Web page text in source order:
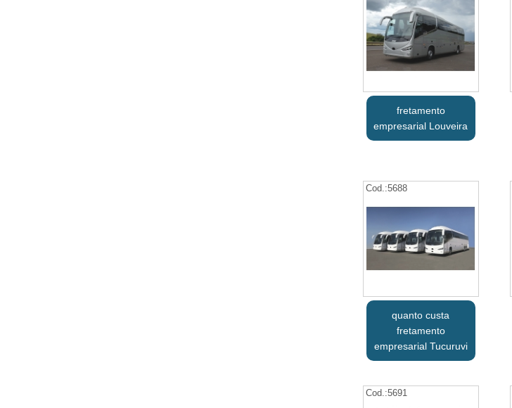
fretamento
empresarial Louveira
Cod.:5688
quanto custa
fretamento
empresarial Tucuruvi
Cod.:5691